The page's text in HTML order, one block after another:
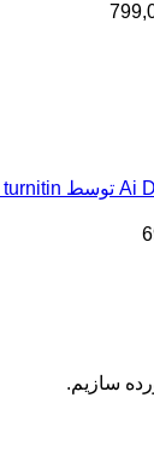
تومان145,000
محدوده
سازیم.